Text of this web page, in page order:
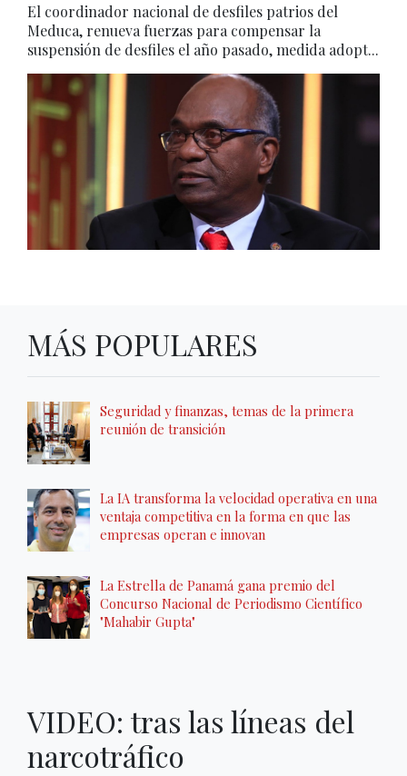
El coordinador nacional de desfiles patrios del
Meduca, renueva fuerzas para compensar la
suspensión de desfiles el año pasado, medida adopt...
MÁS POPULARES
Seguridad y finanzas, temas de la primera
reunión de transición
La IA transforma la velocidad operativa en una
ventaja competitiva en la forma en que las
empresas operan e innovan
La Estrella de Panamá gana premio del
Concurso Nacional de Periodismo Científico
"Mahabir Gupta"
VIDEO: tras las líneas del
narcotráfico